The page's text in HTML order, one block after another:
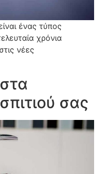
ένας τύπος
χρόνια
νέες
σας